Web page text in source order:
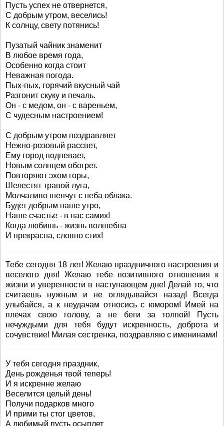
Пусть успех не отвернется,
С добрым утром, веселись!
К солнцу, свету потянись!
Пузатый чайник знаменит
В любое время года,
Особенно когда стоит
Неважная погода.
Пых-пых, горячий вкусный чай
Разгонит скуку и печаль.
Он - с медом, он - с вареньем,
С чудесным настроением!
С добрым утром поздравляет
Нежно-розовый рассвет,
Ему город подпевает,
Новым солнцем обогрет.
Повторяют эхом горы,
Шелестят травой луга,
Молчаливо шепчут с неба облака.
Будет добрым наше утро,
Наше счастье - в нас самих!
Когда любишь - жизнь волшебна
И прекрасна, словно стих!
Тебе сегодня 18 лет! Желаю праздничного настроения и
веселого дня! Желаю тебе позитивного отношения к
жизни и уверенности в наступающем дне! Делай то, что
считаешь нужным и не оглядывайся назад! Всегда
улыбайся, а к неудачам относись с юмором! Имей на
плечах свою голову, а не беги за толпой! Пусть
нечуждыми для тебя будут искренность, доброта и
сочувствие! Милая сестренка, поздравляю с именинами!
У тебя сегодня праздник,
День рожденья твой теперь!
И я искренне желаю
Веселится целый день!
Получи подарков много
И прими ты стог цветов,
А любимый пусть осыплет